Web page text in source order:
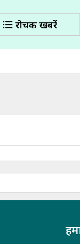
रोचक खबरें